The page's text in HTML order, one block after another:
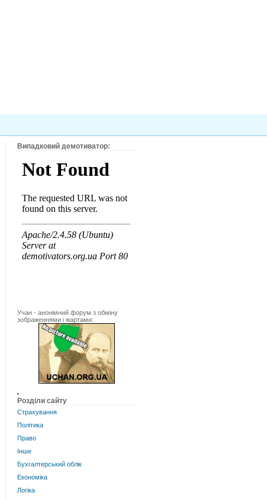
Випадковий демотиватор:
Учан - анонімний форум з обміну
зображеннями і жартами:
Розділи сайту
Страхування
Політика
Право
Інше
Бухгалтерський облік
Економіка
Логіка